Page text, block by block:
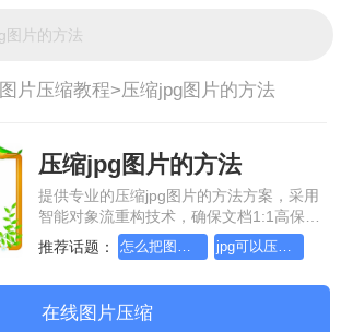
图片压缩教程>压缩jpg图片的方法
压缩jpg图片的方法
提供专业的压缩jpg图片的方法方案，采用
智能对象流重构技术，确保文档1:1高保真
还原且排版不乱码。支持一键批量处理，
全链路 SSL 加密保障隐私安全。助您快速
办公。
推荐话题： 怎么把图片压缩小一点 jpg可以压缩小一点吗
在线图片压缩